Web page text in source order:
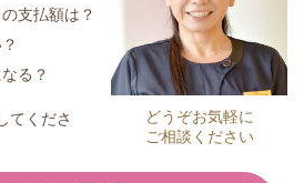
どうぞお気軽に
ご相談ください
支払額は？
る？
てくださ